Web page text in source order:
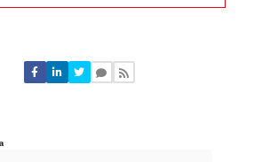
Nie znaleziono komentarzy
swoje komentarze